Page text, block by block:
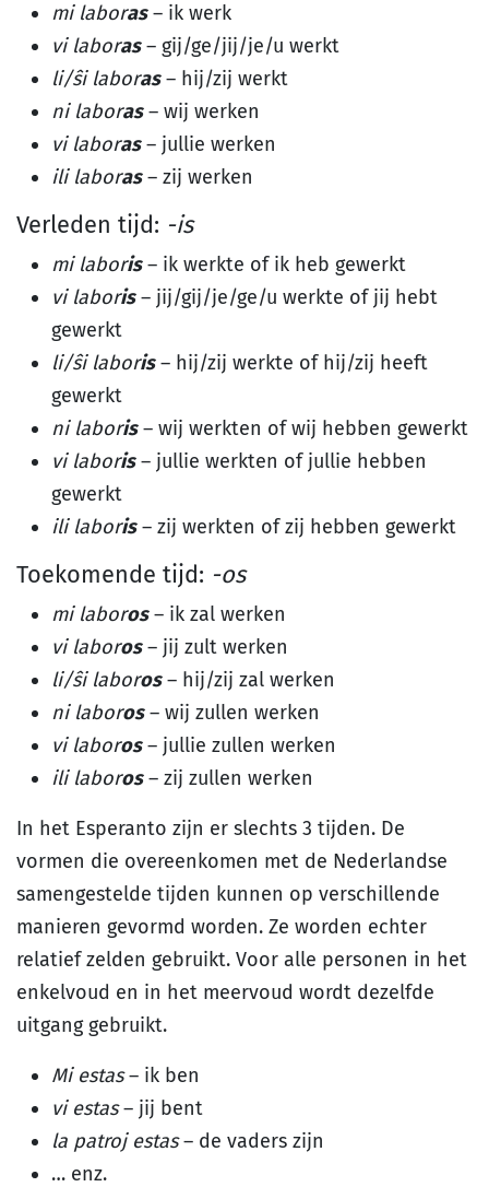
mi laboras– ik werk
vi laboras– gij/ge/jij/je/u werkt
li/ŝi laboras– hij/zij werkt
ni laboras– wij werken
vi laboras– jullie werken
ili laboras– zij werken
Verleden tijd: -is
mi laboris– ik werkte of ik heb gewerkt
vi laboris– jij/gij/je/ge/u werkte of jij hebt
gewerkt
li/ŝi laboris– hij/zij werkte of hij/zij heeft
gewerkt
ni laboris– wij werkten of wij hebben gewerkt
vi laboris– jullie werkten of jullie hebben
gewerkt
ili laboris– zij werkten of zij hebben gewerkt
Toekomende tijd: -os
mi laboros– ik zal werken
vi laboros– jij zult werken
li/ŝi laboros– hij/zij zal werken
ni laboros– wij zullen werken
vi laboros– jullie zullen werken
ili laboros– zij zullen werken
In het Esperanto zijn er slechts 3 tijden. De
vormen die overeenkomen met de Nederlandse
samengestelde tijden kunnen op verschillende
manieren gevormd worden. Ze worden echter
relatief zelden gebruikt. Voor alle personen in het
enkelvoud en in het meervoud wordt dezelfde
uitgang gebruikt.
Mi estas– ik ben
vi estas– jij bent
la patroj estas– de vaders zijn
… enz.